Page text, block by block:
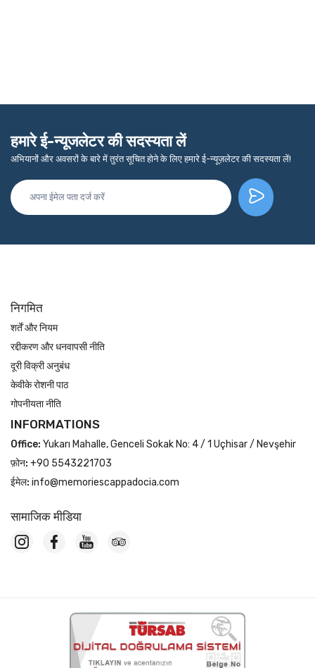
हमारे ई-न्यूजलेटर की सदस्यता लें
अभियानों और अवसरों के बारे में तुरंत सूचित होने के लिए हमारे ई-न्यूज़लेटर की सदस्यता लें!
निगमित
शर्तें और नियम
रद्दीकरण और धनवापसी नीति
दूरी विक्री अनुबंध
केवीके रोशनी पाठ
गोपनीयता नीति
INFORMATIONS
Office: Yukarı Mahalle, Genceli Sokak No: 4 / 1 Uçhisar / Nevşehir
फ़ोन: +90 5543221703
ईमेल: info@memoriescappadocia.com
सामाजिक मीडिया